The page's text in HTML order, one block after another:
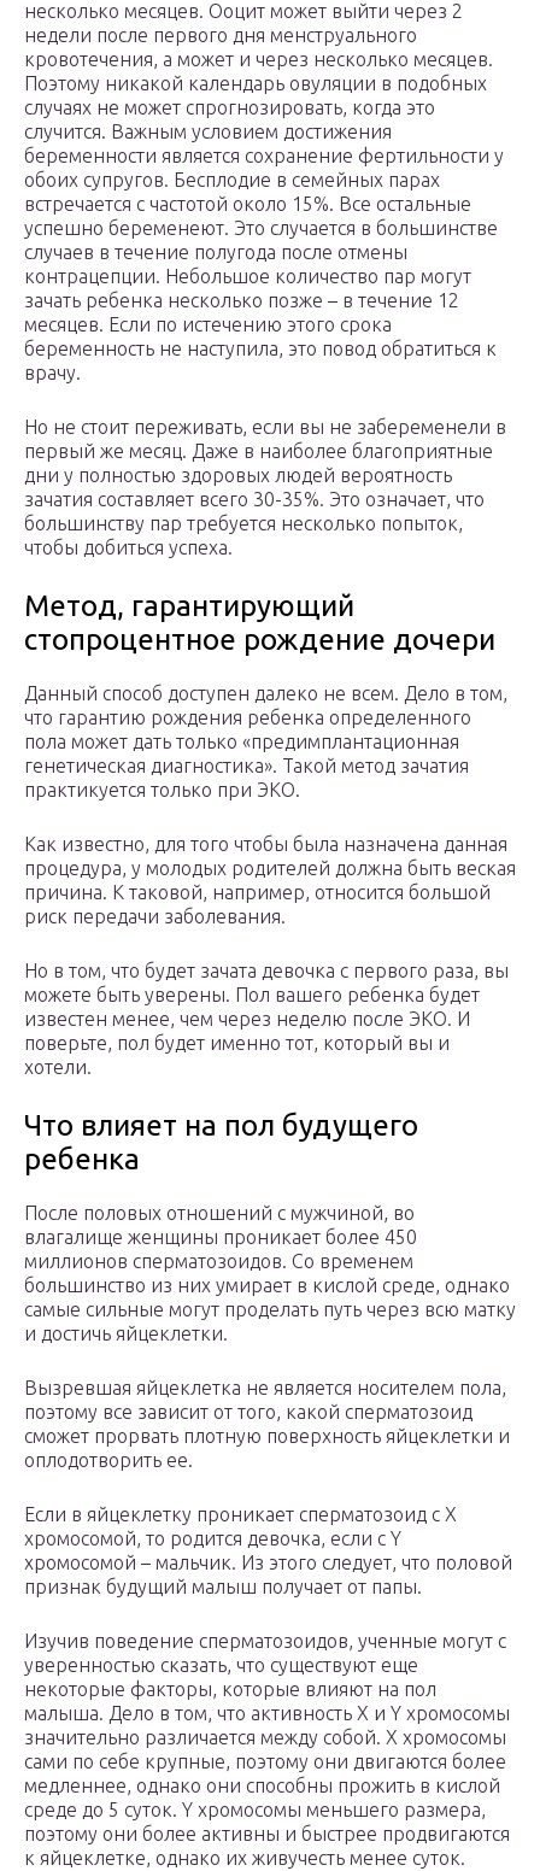
несколько месяцев. Ооцит может выйти через 2
недели после первого дня менструального
кровотечения, а может и через несколько месяцев.
Поэтому никакой календарь овуляции в подобных
случаях не может спрогнозировать, когда это
случится. Важным условием достижения
беременности является сохранение фертильности у
обоих супругов. Бесплодие в семейных парах
встречается с частотой около 15%. Все остальные
успешно беременеют. Это случается в большинстве
случаев в течение полугода после отмены
контрацепции. Небольшое количество пар могут
зачать ребенка несколько позже – в течение 12
месяцев. Если по истечению этого срока
беременность не наступила, это повод обратиться к
врачу.
Но не стоит переживать, если вы не забеременели в
первый же месяц. Даже в наиболее благоприятные
дни у полностью здоровых людей вероятность
зачатия составляет всего 30-35%. Это означает, что
большинству пар требуется несколько попыток,
чтобы добиться успеха.
Метод, гарантирующий
стопроцентное рождение дочери
Данный способ доступен далеко не всем. Дело в том,
что гарантию рождения ребенка определенного
пола может дать только «предимплантационная
генетическая диагностика». Такой метод зачатия
практикуется только при ЭКО.
Как известно, для того чтобы была назначена данная
процедура, у молодых родителей должна быть веская
причина. К таковой, например, относится большой
риск передачи заболевания.
Но в том, что будет зачата девочка с первого раза, вы
можете быть уверены. Пол вашего ребенка будет
известен менее, чем через неделю после ЭКО. И
поверьте, пол будет именно тот, который вы и
хотели.
Что влияет на пол будущего
ребенка
После половых отношений с мужчиной, во
влагалище женщины проникает более 450
миллионов сперматозоидов. Со временем
большинство из них умирает в кислой среде, однако
самые сильные могут проделать путь через всю матку
и достичь яйцеклетки.
Вызревшая яйцеклетка не является носителем пола,
поэтому все зависит от того, какой сперматозоид
сможет прорвать плотную поверхность яйцеклетки и
оплодотворить ее.
Если в яйцеклетку проникает сперматозоид с Х
хромосомой, то родится девочка, если с Y
хромосомой – мальчик. Из этого следует, что половой
признак будущий малыш получает от папы.
Изучив поведение сперматозоидов, ученные могут с
уверенностью сказать, что существуют еще
некоторые факторы, которые влияют на пол
малыша. Дело в том, что активность Х и Y хромосомы
значительно различается между собой. Х хромосомы
сами по себе крупные, поэтому они двигаются более
медленнее, однако они способны прожить в кислой
среде до 5 суток. Y хромосомы меньшего размера,
поэтому они более активны и быстрее продвигаются
к яйцеклетке, однако их живучесть менее суток.